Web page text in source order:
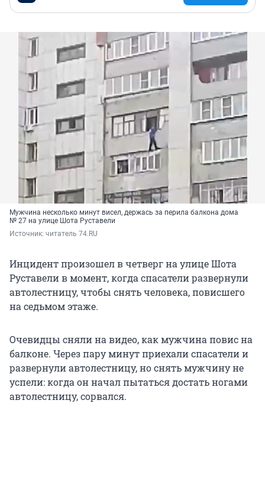
Мужчина несколько минут висел, держась за перила балкона дома
№ 27 на улице Шота Руставели
Источник: читатель 74.RU
Инцидент произошел в четверг на улице Шота
Руставели в момент, когда спасатели развернули
автолестницу, чтобы снять человека, повисшего
на седьмом этаже.
Очевидцы сняли на видео, как мужчина повис на
балконе. Через пару минут приехали спасатели и
развернули автолестницу, но снять мужчину не
успели: когда он начал пытаться достать ногами
автолестницу, сорвался.